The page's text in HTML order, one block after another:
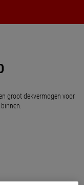
groot dekvermogen voor